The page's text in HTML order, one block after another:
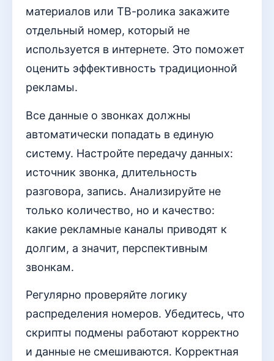
материалов или ТВ-ролика закажите
отдельный номер, который не
используется в интернете. Это поможет
оценить эффективность традиционной
рекламы.
Все данные о звонках должны
автоматически попадать в единую
систему. Настройте передачу данных:
источник звонка, длительность
разговора, запись. Анализируйте не
только количество, но и качество:
какие рекламные каналы приводят к
долгим, а значит, перспективным
звонкам.
Регулярно проверяйте логику
распределения номеров. Убедитесь, что
скрипты подмены работают корректно
и данные не смешиваются. Корректная